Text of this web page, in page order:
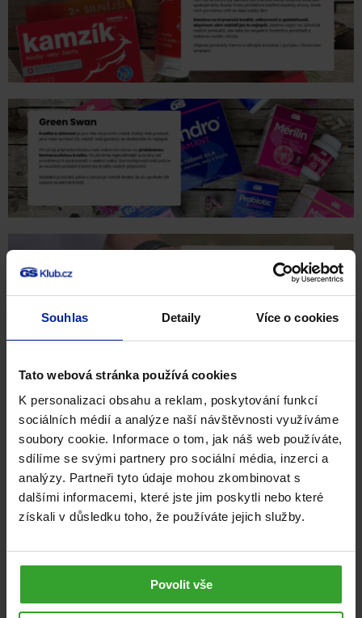
Souhlas Detaily Více o cookies
Tato webová stránka používá cookies
K personalizaci obsahu a reklam, poskytování funkcí
sociálních médií a analýze naší návštěvnosti využíváme
soubory cookie. Informace o tom, jak náš web používáte,
sdílíme se svými partnery pro sociální média, inzerci a
analýzy. Partneři tyto údaje mohou zkombinovat s
dalšími informacemi, které jste jim poskytli nebo které
získali v důsledku toho, že používáte jejich služby.
Povolit vše